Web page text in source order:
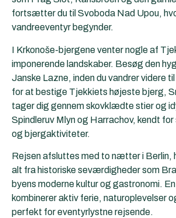
fortsætter du til Svoboda Nad Upou,
vandreeventyr begynder.
I Krkonoše-bjergene venter nogle af
imponerende landskaber. Besøg den
Janske Lazne, inden du vandrer videre
for at bestige Tjekkiets højeste bjerg,
tager dig gennem skovklædte stier og
Spindleruv Mlyn og Harrachov, kendt
og bjergaktiviteter.
Rejsen afsluttes med to nætter i Berlin,
alt fra historiske seværdigheder som
byens moderne kultur og gastronomi.
kombinerer aktiv ferie, naturoplevelser
perfekt for eventyrlystne rejsende.